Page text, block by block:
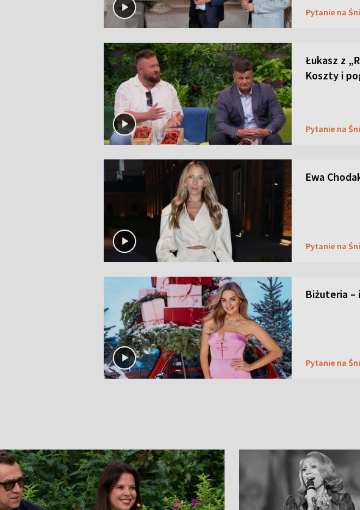
Pytanie na
Łukasz z
Koszty i
Pytanie na
Ewa
Pytanie na
Biżuteria –
Pytanie na